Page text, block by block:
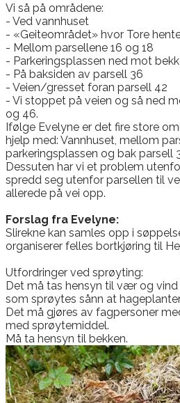
Vi så på områdene:
- Ved vannhuset
- «Geiteområdet» hvor Tore
- Mellom parsellene 16 og 18
- Parkeringsplassen ned mot
- På baksiden av parsell 36
- Veien/gresset foran parsell 42
- Vi stoppet på veien og så ned
og 46.
Ifølge Evelyne er det fire store
hjelp med: Vannhuset, mellom
parkeringsplassen og bak parsell
Dessuten har vi et problem
spredd seg utenfor parsellen til
allerede på vei opp.
Forslag fra Evelyne:
Slirekne kan samles opp i
organiserer felles bortkjøring til
​Utfordringer ved sprøyting:
Det må tas hensyn til vær og
som sprøytes sånn at
Det må gjøres av fagpersoner
med sprøytemiddel.
Må ta hensyn til bekken.